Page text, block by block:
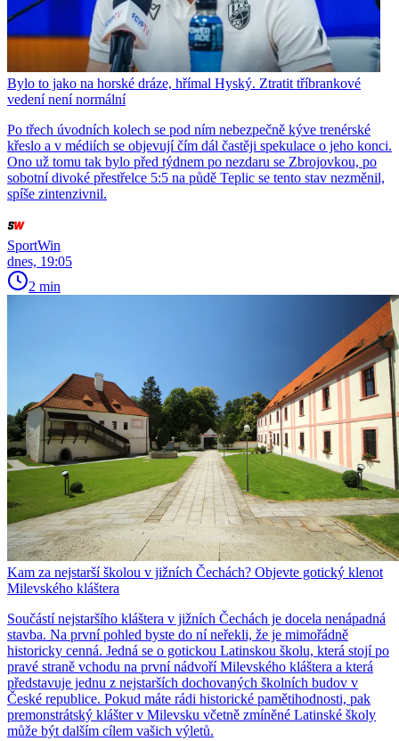
Bylo to jako na horské dráze, hřímal Hyský. Ztratit tříbrankové
vedení není normální
Po třech úvodních kolech se pod ním nebezpečně kýve trenérské
křeslo a v médiích se objevují čím dál častěji spekulace o jeho konci.
Ono už tomu tak bylo před týdnem po nezdaru se Zbrojovkou, po
sobotní divoké přestřelce 5:5 na půdě Teplic se tento stav nezměnil,
spíše zintenzivnil.
SportWin
dnes, 19:05
2 min
Kam za nejstarší školou v jižních Čechách? Objevte gotický klenot
Milevského kláštera
Součástí nejstaršího kláštera v jižních Čechách je docela nenápadná
stavba. Na první pohled byste do ní neřekli, že je mimořádně
historicky cenná. Jedná se o gotickou Latinskou školu, která stojí po
pravé straně vchodu na první nádvoří Milevského kláštera a která
představuje jednu z nejstarších dochovaných školních budov v
České republice. Pokud máte rádi historické pamětihodnosti, pak
premonstrátský klášter v Milevsku včetně zmíněné Latinské školy
může být dalším cílem vašich výletů.